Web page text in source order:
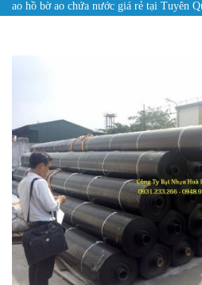
ao hồ bờ ao chứa nước giá rẻ tại Tuyên